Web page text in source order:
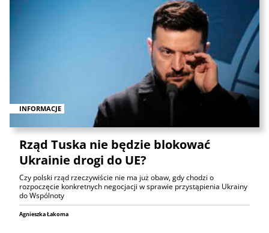
INFORMACJE
Rząd Tuska nie będzie blokować
Ukrainie drogi do UE?
Czy polski rząd rzeczywiście nie ma już obaw, gdy chodzi o
rozpoczęcie konkretnych negocjacji w sprawie przystąpienia Ukrainy
do Wspólnoty
Agnieszka Łakoma